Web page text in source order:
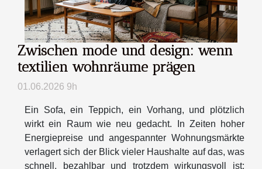
Zwischen mode und design: wenn
textilien wohnräume prägen
01.06.2026 9h
Ein Sofa, ein Teppich, ein Vorhang, und plötzlich
wirkt ein Raum wie neu gedacht. In Zeiten hoher
Energiepreise und angespannter Wohnungsmärkte
verlagert sich der Blick vieler Haushalte auf das, was
schnell, bezahlbar und trotzdem wirkungsvoll ist: